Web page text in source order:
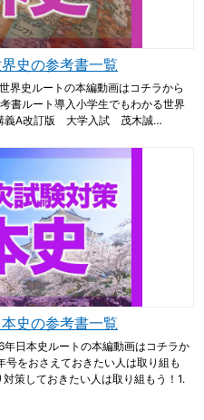
史の参考書一覧
界史ルートの本編動画はコチラから
書ルート導入小学生でもわかる世界
義A改訂版 大学入試 茂木誠…
史の参考書一覧
日本史ルートの本編動画はコチラか
号をおさえておきたい人は取り組も
策しておきたい人は取り組もう！1.